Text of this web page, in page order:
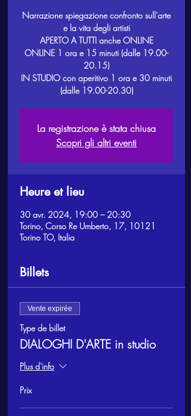
Narrazione spiegazione confronto sull'arte
e la vita degli artisti
APERTO A TUTTI anche ONLINE
ONLINE 1 ora e 15 minuti (dalle 19.00-
20.15)
IN STUDIO con aperitivo 1 ora e 30 minuti
(dalle 19.00-20.30)
La registrazione è stata chiusa
Scopri gli altri eventi
Heure et lieu
30 avr. 2024, 19:00 – 20:30
Torino, Corso Re Umberto, 17, 10121
Torino TO, Italia
Billets
Vente expirée
Type de billet
DIALOGHI D'ARTE in studio
Plus d'info
Prix